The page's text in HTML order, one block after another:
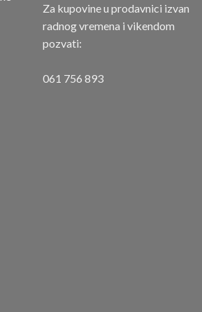
Za kupovine u prodavnici izvan
radnog vremena i vikendom
pozvati:
061 756 893